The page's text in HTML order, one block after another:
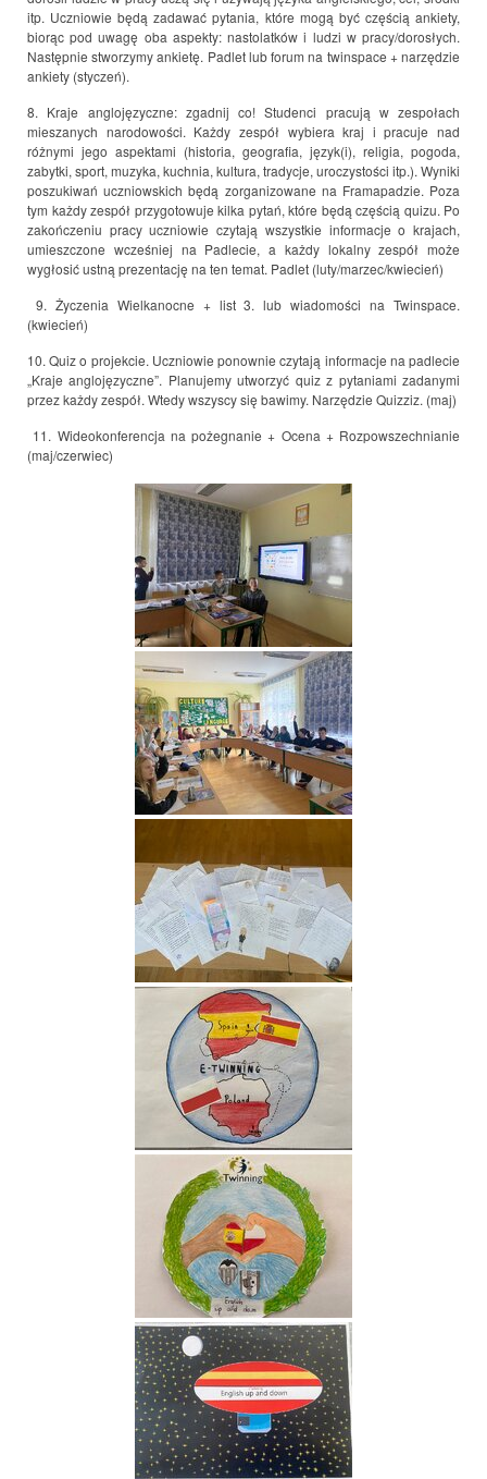
itp. Uczniowie będą zadawać pytania, które mogą być częścią ankiety,
biorąc pod uwagę oba aspekty: nastolatków i ludzi w pracy/dorosłych.
Następnie stworzymy ankietę. Padlet lub forum na twinspace + narzędzie
ankiety (styczeń).
8. Kraje anglojęzyczne: zgadnij co! Studenci pracują w zespołach
mieszanych narodowości. Każdy zespół wybiera kraj i pracuje nad
różnymi jego aspektami (historia, geografia, język(i), religia, pogoda,
zabytki, sport, muzyka, kuchnia, kultura, tradycje, uroczystości itp.). Wyniki
poszukiwań uczniowskich będą zorganizowane na Framapadzie. Poza
tym każdy zespół przygotowuje kilka pytań, które będą częścią quizu. Po
zakończeniu pracy uczniowie czytają wszystkie informacje o krajach,
umieszczone wcześniej na Padlecie, a każdy lokalny zespół może
wygłosić ustną prezentację na ten temat. Padlet (luty/marzec/kwiecień)
9. Życzenia Wielkanocne + list 3. lub wiadomości na Twinspace.
(kwiecień)
10. Quiz o projekcie. Uczniowie ponownie czytają informacje na padlecie
„Kraje anglojęzyczne”. Planujemy utworzyć quiz z pytaniami zadanymi
przez każdy zespół. Wtedy wszyscy się bawimy. Narzędzie Quizziz. (maj)
11. Wideokonferencja na pożegnanie + Ocena + Rozpowszechnianie
(maj/czerwiec)